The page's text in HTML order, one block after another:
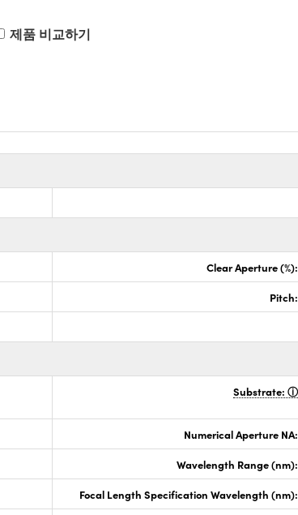
제품 비교하기
Clear Aperture (%):
Pitch:
Substrate:
Numerical Aperture NA:
Wavelength Range (nm):
Focal Length Specification Wavelength (nm):